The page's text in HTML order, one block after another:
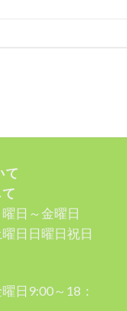
て
日～金曜日
日日曜日祝日
日9:00～18：